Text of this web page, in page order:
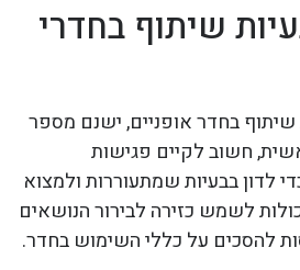
שיתוף בחדרי
בחדר אופניים, ישנם מספר
חשוב לקיים פגישות
לדון בבעיות שמתעוררות ולמצוא
לשמש כזירה לבירור הנושאים
להסכים על כללי השימוש בחדר.